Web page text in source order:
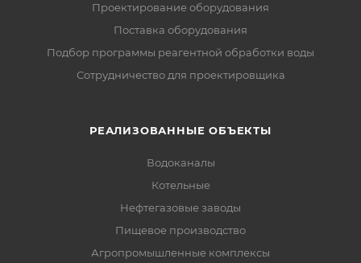
Проектирование оборудования
Поставка оборудования
Подбор программы реагентной обработки воды
Сотрудничество для проектировщика
РЕАЛИЗОВАННЫЕ ОБЪЕКТЫ
Водоканалы
Котельные
Нефтегазовые заводы
Пищевое производство
Агропромышленные комплексы